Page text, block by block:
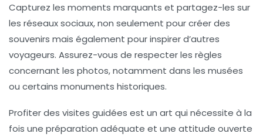
Capturez les moments marquants et partagez-les sur
les réseaux sociaux, non seulement pour créer des
souvenirs mais également pour inspirer d’autres
voyageurs. Assurez-vous de respecter les règles
concernant les photos, notamment dans les musées
ou certains monuments historiques.
Profiter des visites guidées est un art qui nécessite à la
fois une préparation adéquate et une attitude ouverte